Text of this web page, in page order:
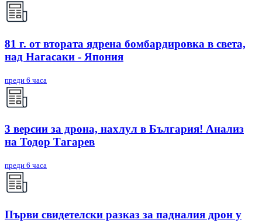
81 г. от втората ядрена бомбардировка в света,
над Нагасаки - Япония
преди 6 часа
3 версии за дрона, нахлул в България! Анализ
на Тодор Тагарев
преди 6 часа
Първи свидетелски разказ за падналия дрон у